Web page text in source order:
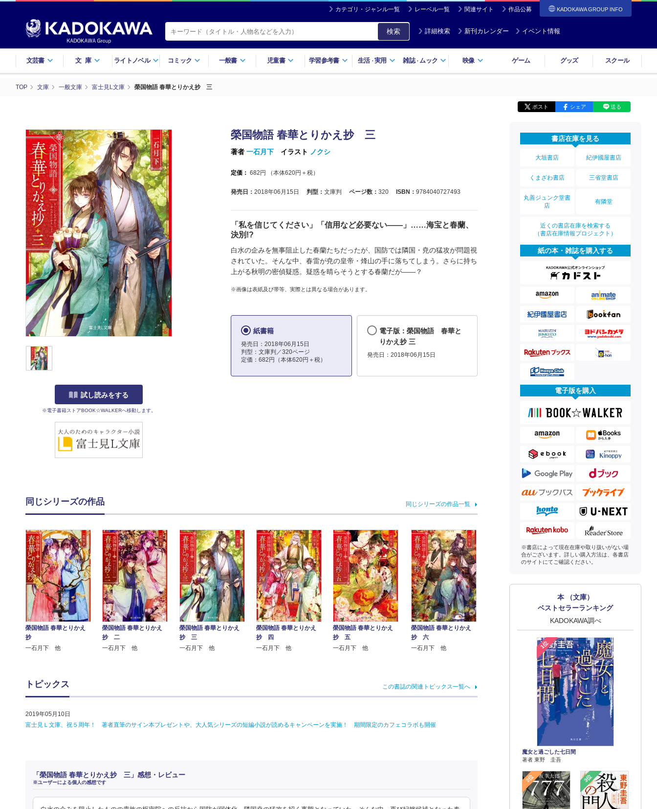
カテゴリ・ジャンル一覧 レーベル一覧 関連サイト 作品公募 KADOKAWA GROUP INFO
検索 詳細検索 新刊カレンダー イベント情報
文芸書 文庫 ライトノベル コミック 一般書 児童書 学習参考書 生活・実用 雑誌・ ムック 映像 ゲーム グッズ スクール
TOP 文庫 一般文庫 富士見L文庫 榮国物語 春華とりかえ抄 三
ポスト シェア 送る
試し読みをする
※電子書籍ストアBOOK☆WALKERへ移動します。
榮国物語 春華とりかえ抄 三
著者 一石月下 イラスト ノクシ
定価： 682 円 （本体620円＋税）
発売日： 2018年06月15日 判型： 文庫判 ページ数： 320 ISBN： 9784040727493
「私を信じてください」「信用など必要ない――」……海宝と春蘭、
決別!?
白水の企みを無事阻止した春蘭たちだったが、国防では隣国・尭の猛攻が問題視
されていた。そんな中、春雷が尭の皇帝・烽山の手に落ちてしまう。さらに持ち
上がる秋明の密偵疑惑。疑惑を晴らそうとする春蘭だが――？
※画像は表紙及び帯等、実際とは異なる場合があります。
紙書籍
発売日：2018年06月15日
判型：文庫判／320ページ
定価：682円（本体620円＋税）
電子版：榮国物語 春華と
りかえ抄 三
発売日：2018年06月15日
同じシリーズの作品 同じシリーズの作品一覧
榮国物語 春華とりかえ
抄
一石月下 他
榮国物語 春華とりかえ
抄 二
一石月下 他
榮国物語 春華とりかえ
抄 三
一石月下 他
榮国物語 春華とりかえ
抄 四
一石月下 他
榮国物語 春華とりかえ
抄 五
一石月下 他
榮国物語 春華とりかえ
抄 六
一石月下 他
トピックス この書誌の関連トピックス一覧へ
2019年05月10日
富士見Ｌ文庫、祝５周年！ 著者直筆のサイン本プレゼントや、大人気シリーズの短編小説が読めるキャンペーンを実施！ 期間限定のカフェコラボも開催
「榮国物語 春華とりかえ抄 三」感想・レビュー
※ユーザーによる個人の感想です
書店在庫を見る
大垣書店 紀伊國屋書店
くまざわ書店 三省堂書店
丸善ジュンク堂書
店
有隣堂
近くの書店在庫を検索する
（書店在庫情報プロジェクト）
紙の本・雑誌を購入する
電子版を購入
※書店によって現在在庫や取り扱いがない場
合がございます。詳しい購入方法は、各書店
のサイトにてご確認ください。
本 （文庫）
ベストセラーランキング
KADOKAWA調べ
1位
魔女と過ごした七日間
著者 東野 圭吾
2位 3位